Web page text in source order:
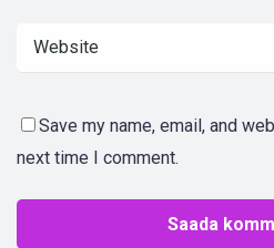
Save my name, email, and
next time I comment.